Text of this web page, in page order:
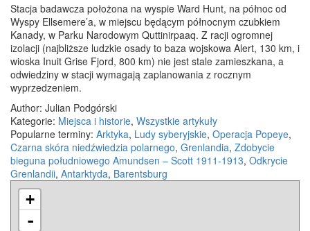
Stacja badawcza położona na wyspie Ward Hunt, na północ od
Wyspy Ellsemere’a, w miejscu będącym północnym czubkiem
Kanady, w Parku Narodowym Quttinirpaaq. Z racji ogromnej
izolacji (najbliższe ludzkie osady to baza wojskowa Alert, 130 km, i
wioska Inuit Grise Fjord, 800 km) nie jest stale zamieszkana, a
odwiedziny w stacji wymagają zaplanowania z rocznym
wyprzedzeniem.
Author: Julian Podgórski
Kategorie: Miejsca i historie, Wszystkie artykuły
Popularne terminy: Arktyka, Ludy syberyjskie, Operacja Popeye,
Czarna skóra niedźwiedzia polarnego, Grenlandia, Zdobycie
bieguna południowego Amundsen – Scott 1911-1913, Odkrycie
Grenlandii, Antarktyda, Barentsburg
+
-